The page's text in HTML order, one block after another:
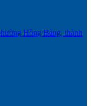
Hồng Bàng, thành